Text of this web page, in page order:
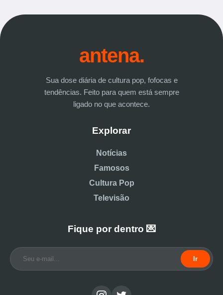
antena.
Sua dose diária de cultura pop, fofocas e
tendências. Feito para quem está sempre
ligado no que acontece.
Explorar
Notícias
Famosos
Cultura Pop
Televisão
Fique por dentro 💌
Ir